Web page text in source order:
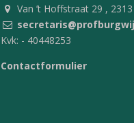
Van ’t Hoffstraat 29 ,
Kvk: - 40448253
Contactformulier